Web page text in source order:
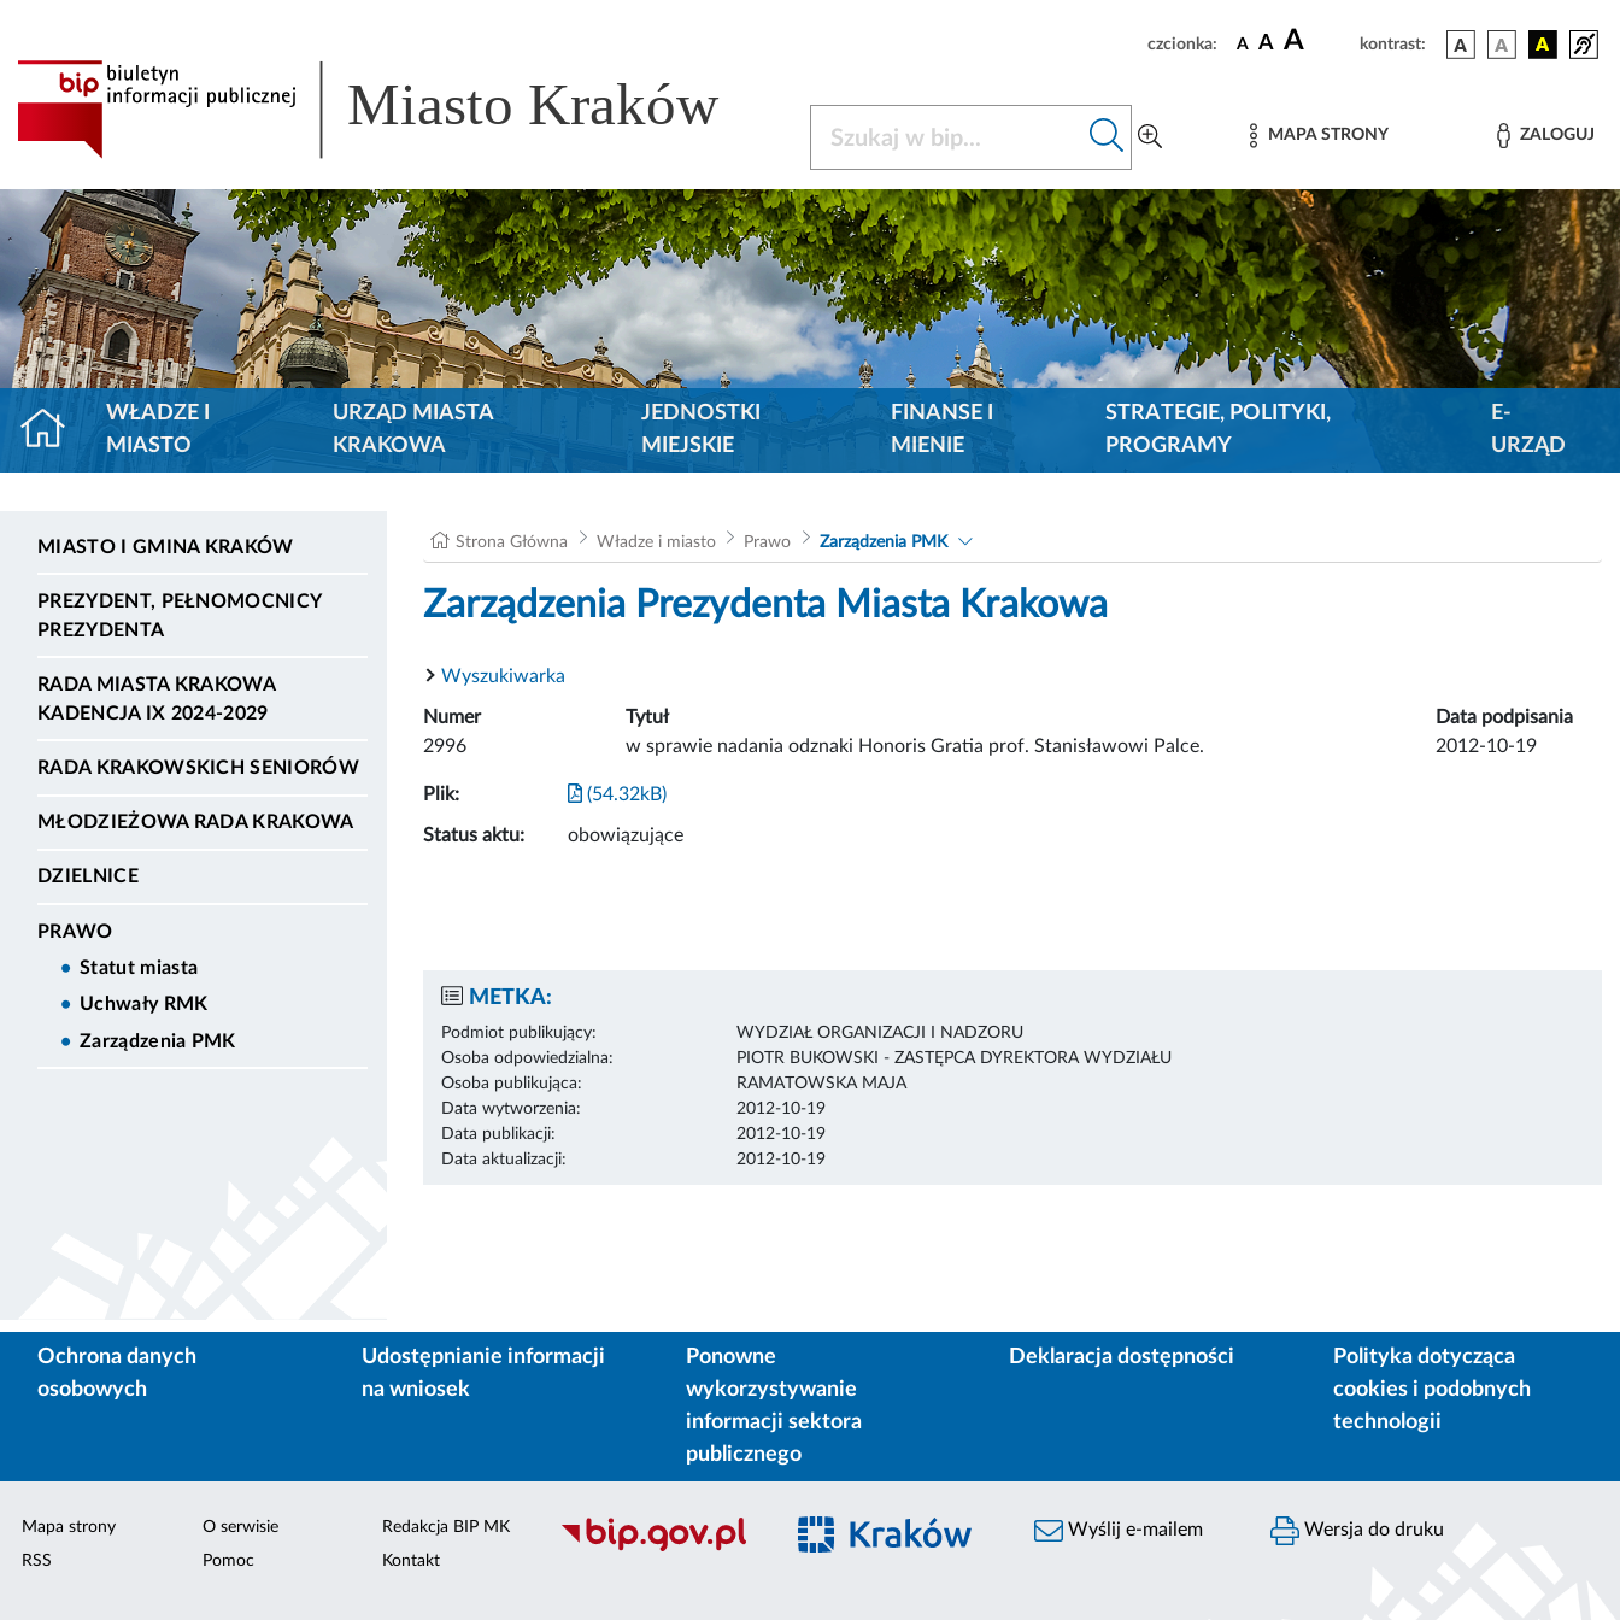
czcionka: A A A kontrast:
Miasto Kraków MAPA STRONY ZALOGUJ
WŁADZE I
MIASTO
URZĄD MIASTA
KRAKOWA
JEDNOSTKI
MIEJSKIE
FINANSE I
MIENIE
STRATEGIE, POLITYKI,
PROGRAMY
E-
URZĄD
MIASTO I GMINA KRAKÓW
PREZYDENT, PEŁNOMOCNICY
PREZYDENTA
RADA MIASTA KRAKOWA
KADENCJA IX 2024-2029
RADA KRAKOWSKICH SENIORÓW
MŁODZIEŻOWA RADA KRAKOWA
DZIELNICE
PRAWO
Statut miasta
Uchwały RMK
Zarządzenia PMK
Strona Główna Władze i miasto Prawo Zarządzenia PMK
Zarządzenia Prezydenta Miasta Krakowa
Wyszukiwarka
Numer Tytuł
Data podpisania
2996
w sprawie nadania odznaki Honoris Gratia prof. Stanisławowi Palce. 2012-10-19
Plik: (54.32kB)
Status aktu: obowiązujące
METKA:
Podmiot publikujący:
WYDZIAŁ ORGANIZACJI I NADZORU
Osoba odpowiedzialna:
PIOTR BUKOWSKI - ZASTĘPCA DYREKTORA WYDZIAŁU
Osoba publikująca:
RAMATOWSKA MAJA
Data wytworzenia:
2012-10-19
Data publikacji:
2012-10-19
Data aktualizacji:
2012-10-19
Ochrona danych
osobowych
Udostępnianie informacji
na wniosek
Ponowne
wykorzystywanie
informacji sektora
publicznego
Deklaracja dostępności
Polityka dotycząca
cookies i podobnych
technologii
Mapa strony
RSS
O serwisie
Pomoc
Redakcja BIP MK
Kontakt
Wyślij e-mailem Wersja do druku